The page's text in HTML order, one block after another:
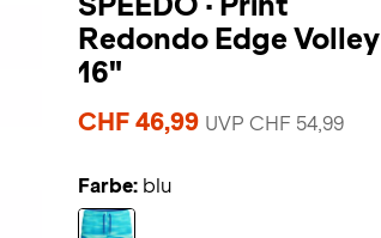
Redondo Edge Volley
16"
CHF 46,99 UVP CHF 54,99
Farbe: blu